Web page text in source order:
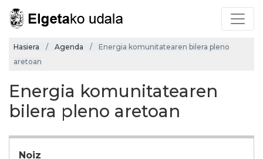
Hasiera Agenda
Energia komunitatearen bilera pleno
aretoan
Energia komunitatearen
bilera pleno aretoan
Noiz